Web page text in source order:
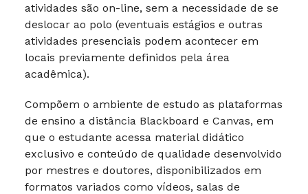
atividades são on-line, sem a necessidade de se
deslocar ao polo (eventuais estágios e outras
atividades presenciais podem acontecer em
locais previamente definidos pela área
acadêmica).
Compõem o ambiente de estudo as plataformas
de ensino a distância Blackboard e Canvas, em
que o estudante acessa material didático
exclusivo e conteúdo de qualidade desenvolvido
por mestres e doutores, disponibilizados em
formatos variados como vídeos, salas de